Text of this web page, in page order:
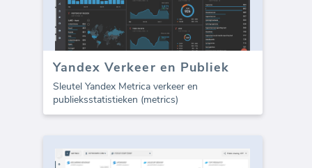
Yandex Verkeer en Publiek
Sleutel Yandex Metrica verkeer en
publieksstatistieken (metrics)